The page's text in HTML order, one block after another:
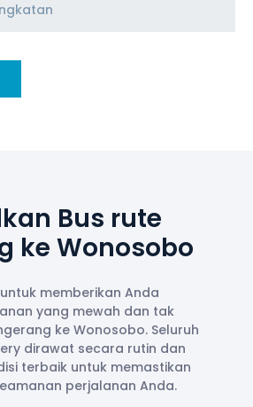
Bus rute
ke Wonosobo
memberikan Anda
yang mewah dan tak
ke Wonosobo. Seluruh
dirawat secara rutin dan
terbaik untuk memastikan
perjalanan Anda.